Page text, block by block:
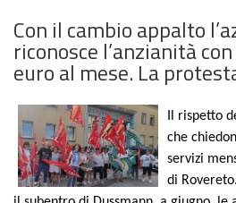
Con il cambio appalto
riconosce l’anzianità
euro al mese. La
Il rispetto
che
servizi
di